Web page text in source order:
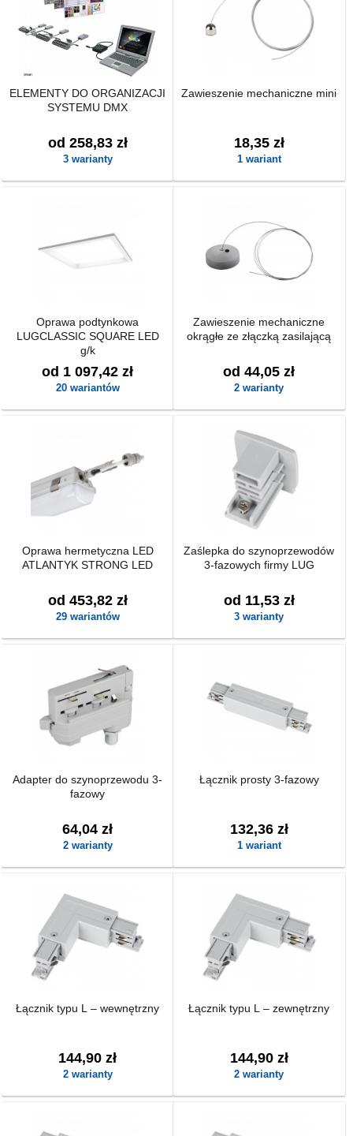
ELEMENTY DO ORGANIZACJI
SYSTEMU DMX
od 258,83 zł
3 warianty
Zawieszenie mechaniczne mini
18,35 zł
1 wariant
Oprawa podtynkowa
LUGCLASSIC SQUARE LED
g/k
od 1 097,42 zł
20 wariantów
Zawieszenie mechaniczne
okrągłe ze złączką zasilającą
od 44,05 zł
2 warianty
Oprawa hermetyczna LED
ATLANTYK STRONG LED
od 453,82 zł
29 wariantów
Zaślepka do szynoprzewodów
3-fazowych firmy LUG
od 11,53 zł
3 warianty
Adapter do szynoprzewodu 3-
fazowy
64,04 zł
2 warianty
Łącznik prosty 3-fazowy
132,36 zł
1 wariant
Łącznik typu L – wewnętrzny
144,90 zł
2 warianty
Łącznik typu L – zewnętrzny
144,90 zł
2 warianty